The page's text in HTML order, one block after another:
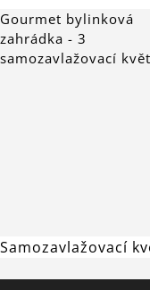
Gourmet bylinková
zahrádka - 3
samozavlažovací
Samozavlažovací